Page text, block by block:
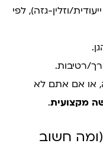
וזלין-גזה), לפי
רטיבות.
או אם אתם לא
מקצועית.
חשוב